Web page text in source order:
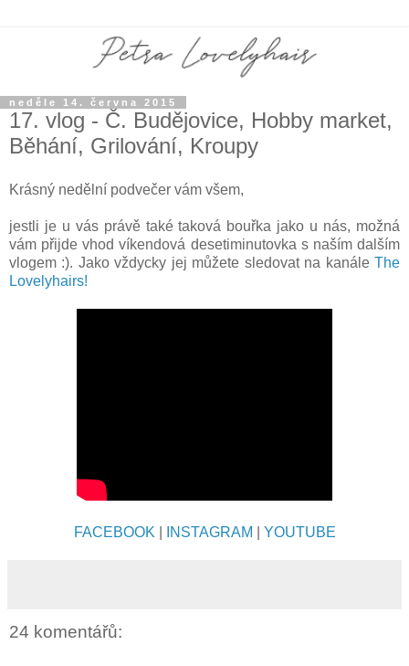
neděle 14. června 2015
17. vlog - Č. Budějovice, Hobby market,
Běhání, Grilování, Kroupy
Krásný nedělní podvečer vám všem,
jestli je u vás právě také taková bouřka jako u nás, možná
vám přijde vhod víkendová desetiminutovka s naším dalším
vlogem :). Jako vždycky jej můžete sledovat na kanále The
Lovelyhairs!
FACEBOOK INSTAGRAM YOUTUBE
24 komentářů: